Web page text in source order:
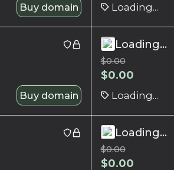
Buy domain Loading...
Buy domain
Loading...
$0.00
$0.00
Loading...
Loading...
$0.00
$0.00